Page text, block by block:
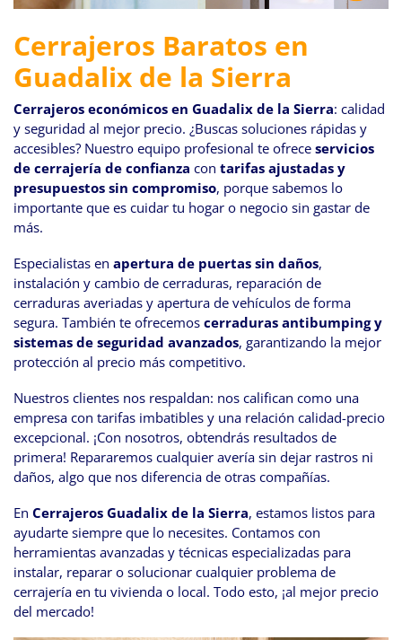
Cerrajeros Baratos en
Guadalix de la Sierra
Cerrajeros económicos en Guadalix de la Sierra: calidad
y seguridad al mejor precio. ¿Buscas soluciones rápidas y
accesibles? Nuestro equipo profesional te ofrece servicios
de cerrajería de confianza con tarifas ajustadas y
presupuestos sin compromiso, porque sabemos lo
importante que es cuidar tu hogar o negocio sin gastar de
más.
Especialistas en apertura de puertas sin daños,
instalación y cambio de cerraduras, reparación de
cerraduras averiadas y apertura de vehículos de forma
segura. También te ofrecemos cerraduras antibumping y
sistemas de seguridad avanzados, garantizando la mejor
protección al precio más competitivo.
Nuestros clientes nos respaldan: nos califican como una
empresa con tarifas imbatibles y una relación calidad-precio
excepcional. ¡Con nosotros, obtendrás resultados de
primera! Repararemos cualquier avería sin dejar rastros ni
daños, algo que nos diferencia de otras compañías.
En Cerrajeros Guadalix de la Sierra, estamos listos para
ayudarte siempre que lo necesites. Contamos con
herramientas avanzadas y técnicas especializadas para
instalar, reparar o solucionar cualquier problema de
cerrajería en tu vivienda o local. Todo esto, ¡al mejor precio
del mercado!